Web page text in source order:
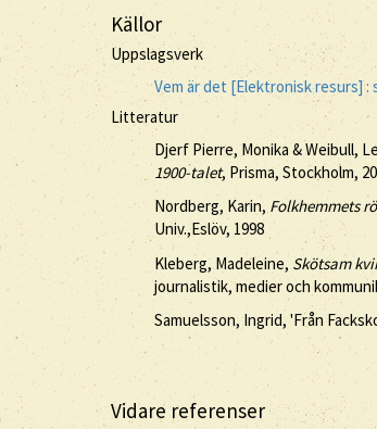
Källor
Uppslagsverk
Vem är det [Elektronisk resurs] :
Litteratur
Djerf Pierre, Monika & Weibull,
1900-talet, Prisma, Stockholm,
Nordberg, Karin,Folkhemmets
Univ.,Eslöv, 1998
Kleberg, Madeleine, Skötsam
journalistik, medier och
Samuelsson, Ingrid, 'Från
Vidare referenser